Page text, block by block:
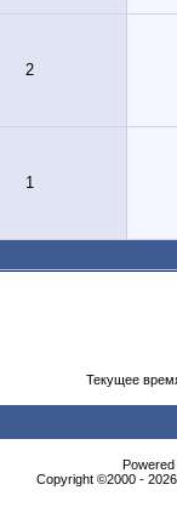
2
1
Текущее
Copyright ©2000 -